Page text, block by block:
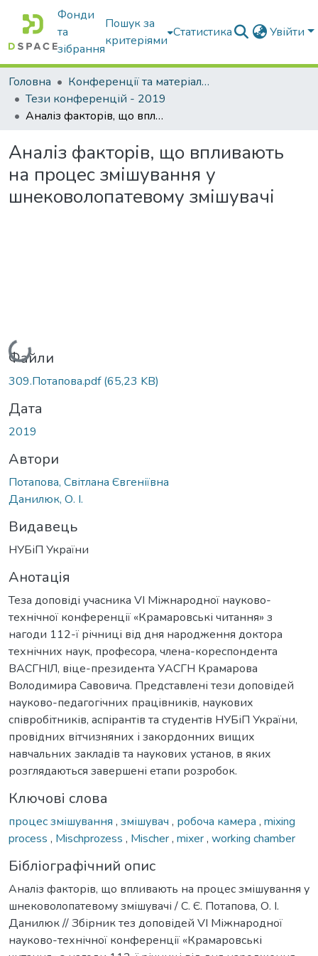
Фонди
та
зібрання
Пошук за
критеріями
Статистика Увійти
Головна
Конференції та матеріали конференцій
Тези конференцій - 2019
Аналіз факторів, що впливають на процес змішування у шнековолопатевому змішувачі
Аналіз факторів, що впливають
на процес змішування у
шнековолопатевому змішувачі
Вантажиться...
Файли
309.Потапова.pdf(65,23 KB)
Дата
2019
Автори
Потапова, Світлана Євгеніївна
Данилюк, О. І.
Видавець
НУБіП України
Анотація
Теза доповіді учасника VI Міжнародної науково-
технічної конференції «Крамаровські читання» з
нагоди 112-ї річниці від дня народження доктора
технічних наук, професора, члена-кореспондента
ВАСГНІЛ, віце-президента УАСГН Крамарова
Володимира Савовича. Представлені тези доповідей
науково-педагогічних працівників, наукових
співробітників, аспірантів та студентів НУБіП України,
провідних вітчизняних і закордонних вищих
навчальних закладів та наукових установ, в яких
розглядаються завершені етапи розробок.
Ключові слова
процес змішування , змішувач , робоча камера , mixing
process , Mischprozess , Mischer, mixer, working chamber
Бібліографічний опис
Аналіз факторів, що впливають на процес змішування у
шнековолопатевому змішувачі / C. Є. Потапова, О. І.
Данилюк // Збірник тез доповідей VI Міжнародної
науково-технічної конференції «Крамаровські